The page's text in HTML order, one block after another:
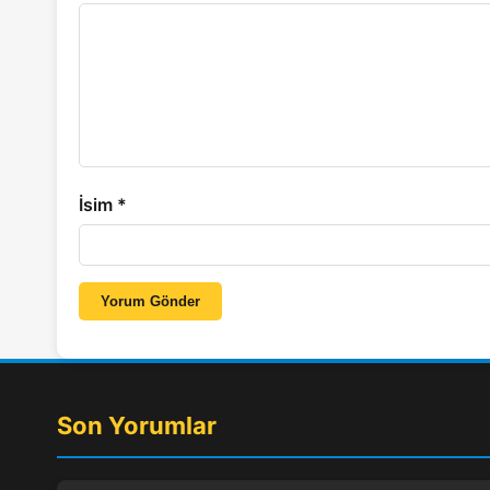
İsim *
Yorum Gönder
Son Yorumlar